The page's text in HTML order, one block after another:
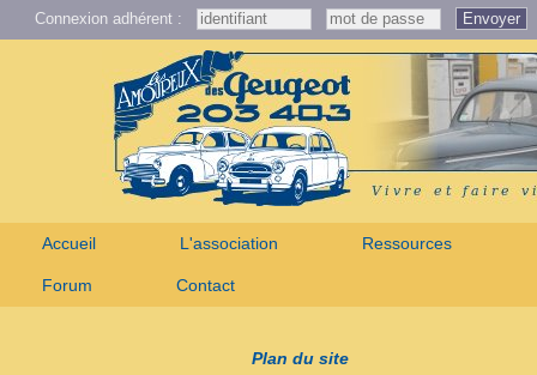
Connexion adhérent : Envoyer
Accueil L'association Ressources
Forum Contact
Plan du site